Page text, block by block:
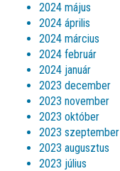
2024 május
2024 április
2024 március
2024 február
2024 január
2023 december
2023 november
2023 október
2023 szeptember
2023 augusztus
2023 július